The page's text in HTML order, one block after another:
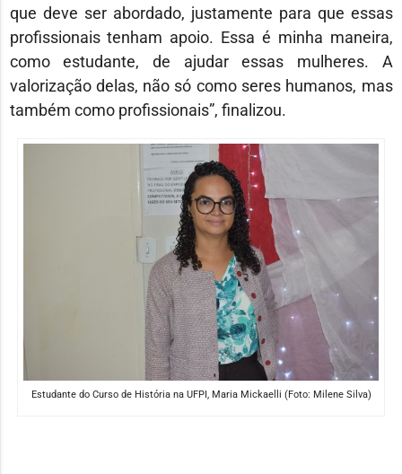
que deve ser abordado, justamente para que essas
profissionais tenham apoio. Essa é minha maneira,
como estudante, de ajudar essas mulheres. A
valorização delas, não só como seres humanos, mas
também como profissionais”, finalizou.
Estudante do Curso de História na UFPI, Maria Mickaelli (Foto: Milene Silva)